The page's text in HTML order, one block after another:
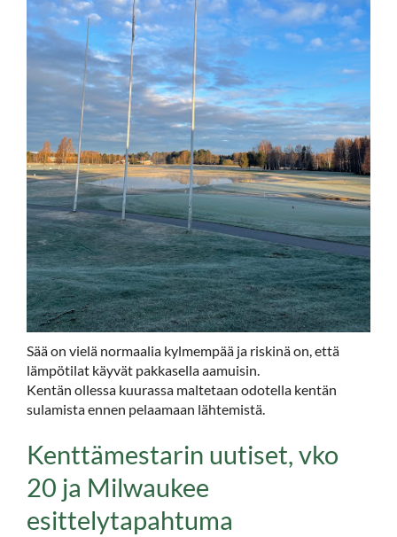
Sää on vielä normaalia kylmempää ja riskinä on, että
lämpötilat käyvät pakkasella aamuisin.
Kentän ollessa kuurassa maltetaan odotella kentän
sulamista ennen pelaamaan lähtemistä.
Kenttämestarin uutiset, vko
20 ja Milwaukee
esittelytapahtuma